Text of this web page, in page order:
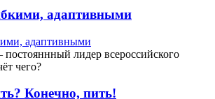
адаптивными
лидер всероссийского
чего?
Конечно, пить!